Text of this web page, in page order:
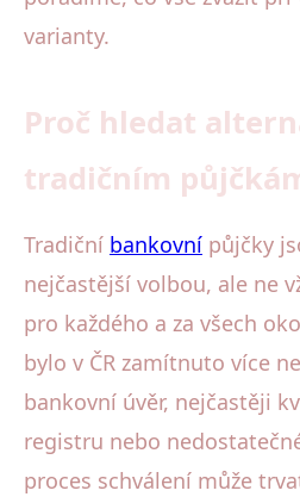
varianty.
Proč hledat
tradičním
Tradiční bankovní půjčky
nejčastější volbou, ale ne
pro každého a za všech
bylo v ČR zamítnuto více
bankovní úvěr, nejčastěji
registru nebo
proces schválení může